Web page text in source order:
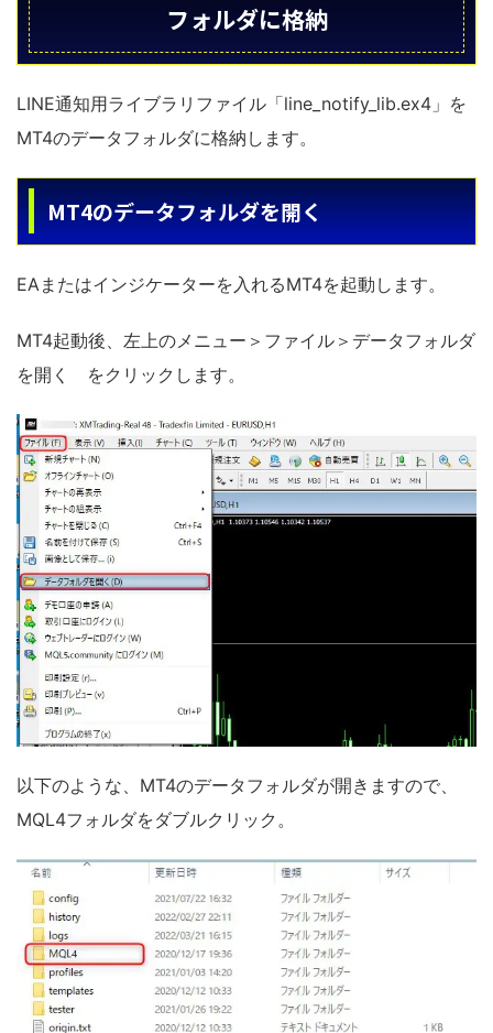
フォルダに格納
LINE通知用ライブラリファイル「line_notify_lib.ex4」を
MT4のデータフォルダに格納します。
MT4のデータフォルダを開く
EAまたはインジケーターを入れるMT4を起動します。
MT4起動後、左上のメニュー＞ファイル＞データフォルダ
を開く をクリックします。
以下のような、MT4のデータフォルダが開きますので、
MQL4フォルダをダブルクリック。